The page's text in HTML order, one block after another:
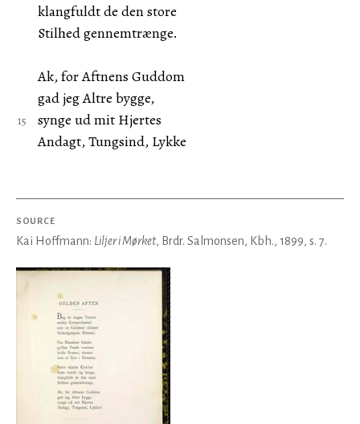
klangfuldt de den store
Stilhed gennemtrænge.
Ak, for Aftnens Guddom
gad jeg Altre bygge,
synge ud mit Hjertes
Andagt, Tungsind, Lykke
SOURCE
Kai Hoffmann: Liljer i Mørket, Brdr. Salmonsen, Kbh., 1899, s. 7.